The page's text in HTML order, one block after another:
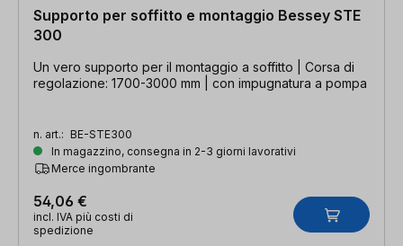
Supporto per soffitto e montaggio Bessey STE
300
Un vero supporto per il montaggio a soffitto | Corsa di
regolazione: 1700-3000 mm | con impugnatura a pompa
n. art.: BE-STE300
In magazzino, consegna in 2-3 giorni lavorativi
Merce ingombrante
54,06 €
incl. IVA più costi di
spedizione